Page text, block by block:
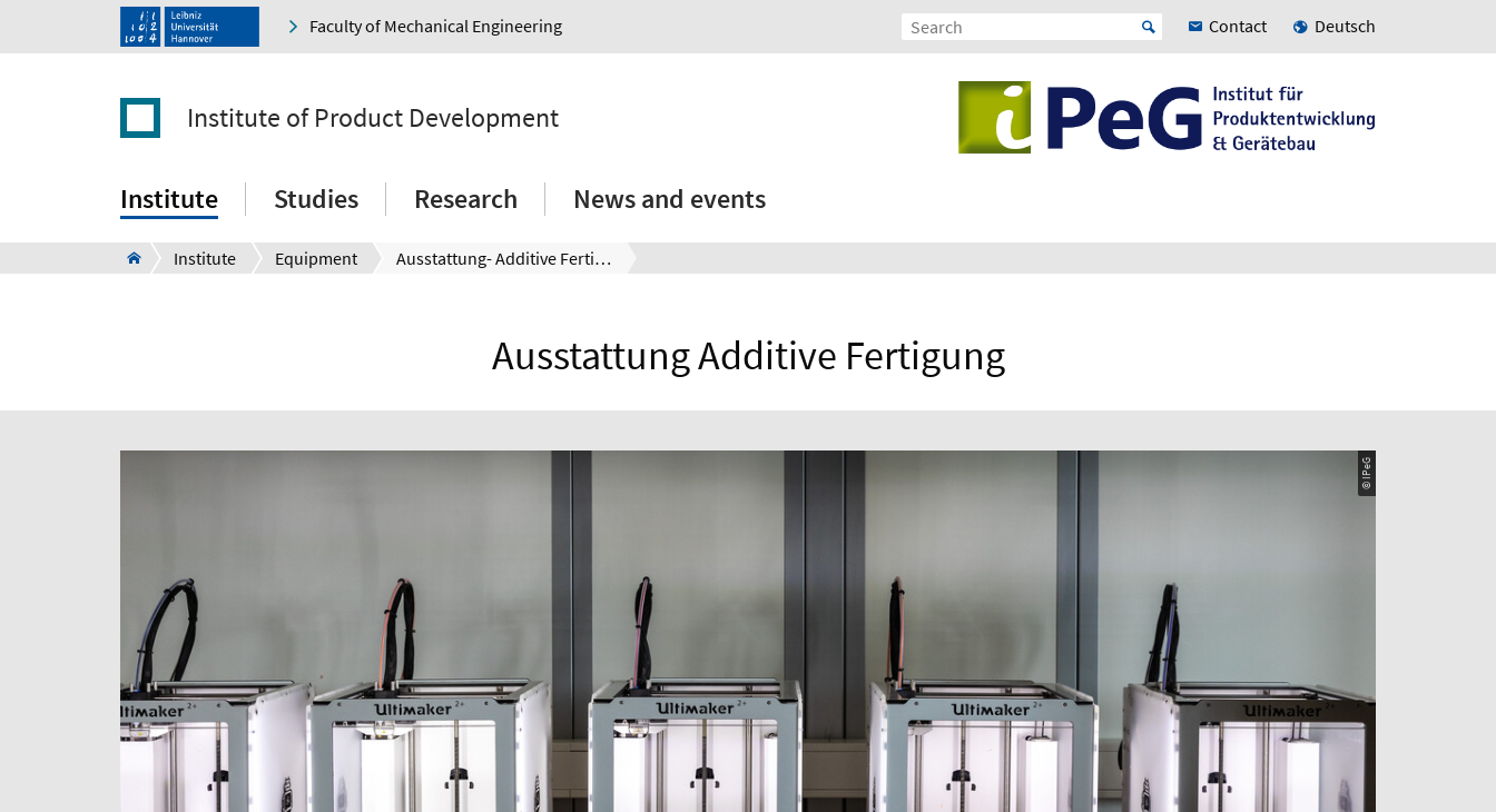
Faculty of Mechanical Engineering Contact Deutsch
Institute of Product Development
Institute Studies Research News and events
Institute Equipment Ausstattung- Additive Fertigung
Ausstattung Additive Fertigung
© IPeG